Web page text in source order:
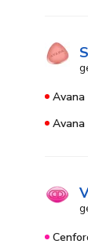
Avana
Avana